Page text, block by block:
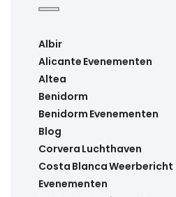
Albir
Alicante Evenementen
Altea
Benidorm
Benidorm Evenementen
Blog
Corvera Luchthaven
Costa Blanca Weerbericht
Evenementen